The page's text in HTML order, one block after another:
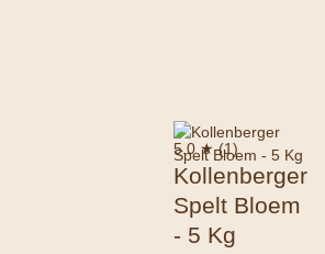
5.0 ★ (1)
Kollenberger
Spelt Bloem
- 5 Kg